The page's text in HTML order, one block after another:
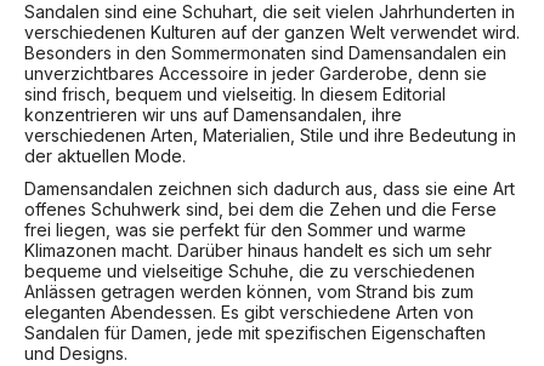
Sandalen sind eine Schuhart, die seit vielen Jahrhunderten in
verschiedenen Kulturen auf der ganzen Welt verwendet wird.
Besonders in den Sommermonaten sind Damensandalen ein
unverzichtbares Accessoire in jeder Garderobe, denn sie
sind frisch, bequem und vielseitig. In diesem Editorial
konzentrieren wir uns auf Damensandalen, ihre
verschiedenen Arten, Materialien, Stile und ihre Bedeutung in
der aktuellen Mode.
Damensandalen zeichnen sich dadurch aus, dass sie eine Art
offenes Schuhwerk sind, bei dem die Zehen und die Ferse
frei liegen, was sie perfekt für den Sommer und warme
Klimazonen macht. Darüber hinaus handelt es sich um sehr
bequeme und vielseitige Schuhe, die zu verschiedenen
Anlässen getragen werden können, vom Strand bis zum
eleganten Abendessen. Es gibt verschiedene Arten von
Sandalen für Damen, jede mit spezifischen Eigenschaften
und Designs.